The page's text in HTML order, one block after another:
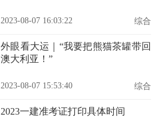
2023-08-07 16:03:22 综合
外眼看大运｜“我要把熊猫茶罐带回
澳大利亚！”
2023-08-07 15:53:40 综合
2023一建准考证打印具体时间